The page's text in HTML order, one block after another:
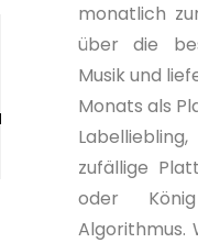
monatlich
über die
Musik und
Monats als
zufällige
oder
Algorithmus.